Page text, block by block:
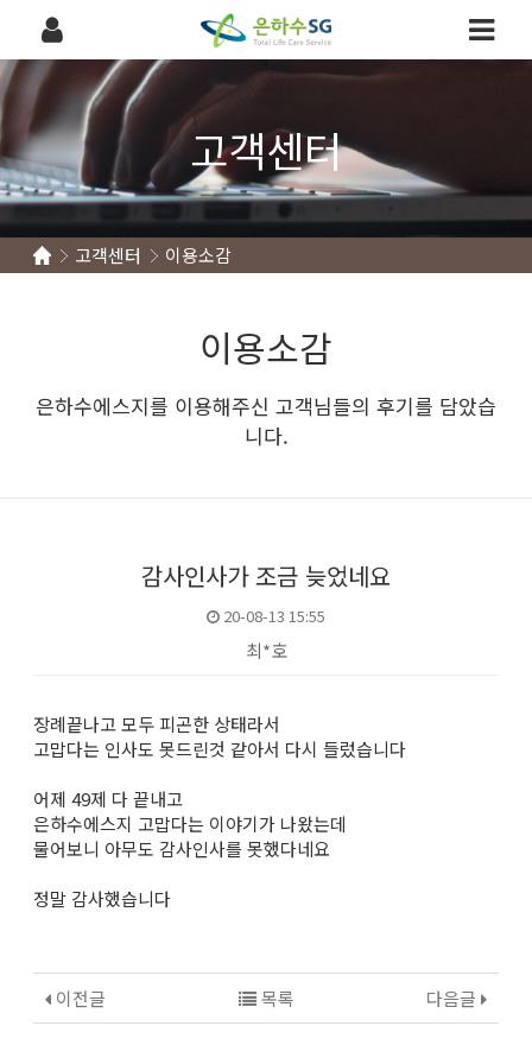
고객센터
고객센터 이용소감
이용소감
은하수에스지를 이용해주신 고객님들의 후기를 담았습
니다.
감사인사가 조금 늦었네요
20-08-13 15:55
최*호
본문
장례끝나고 모두 피곤한 상태라서
고맙다는 인사도 못드린것 같아서 다시 들렀습니다
어제 49제 다 끝내고
은하수에스지 고맙다는 이야기가 나왔는데
물어보니 아무도 감사인사를 못했다네요
정말 감사했습니다
이전글 다음글
목록